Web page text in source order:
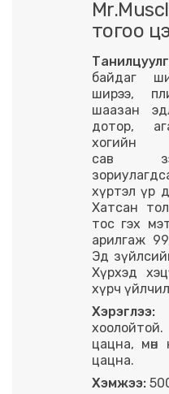
тогоо
байдаг
ширээ,
шаазан
дотор,
хогийн
сав
хүртэл үр
Хатсан
тос гэх
арилгаж
Эд
Хүрхэд
хүрч
Хэрэглээ:
цацна, мөн
цацна.
Хэмжээ: